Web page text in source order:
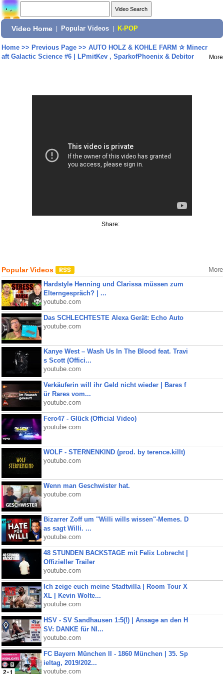
Video Home Popular Videos K-POP
Home>> Previous Page>> AUTO HOLZ & KOHLE FARM ✰ Minecr
aft Galactic Science #6 | LPmitKev , SparkofPhoenix & Debitor
More
Share:
Popular Videos More
Hardstyle Henning und Clarissa müssen zum
Elterngespräch? | ...
youtube.com
Das SCHLECHTESTE Alexa Gerät: Echo Auto
youtube.com
Kanye West – Wash Us In The Blood feat. Travi
s Scott (Offici...
youtube.com
Verkäuferin will ihr Geld nicht wieder | Bares f
ür Rares vom...
youtube.com
Fero47 - Glück (Official Video)
youtube.com
WOLF - STERNENKIND (prod. by terence.killt)
youtube.com
Wenn man Geschwister hat.
youtube.com
Bizarrer Zoff um "Willi wills wissen"-Memes. D
as sagt Willi. ...
youtube.com
48 STUNDEN BACKSTAGE mit Felix Lobrecht |
Offizieller Trailer
youtube.com
Ich zeige euch meine Stadtvilla | Room Tour X
XL | Kevin Wolte...
youtube.com
HSV - SV Sandhausen 1:5(!) | Ansage an den H
SV: DANKE für NI...
youtube.com
FC Bayern München II - 1860 München | 35. Sp
ieltag, 2019/202...
youtube.com